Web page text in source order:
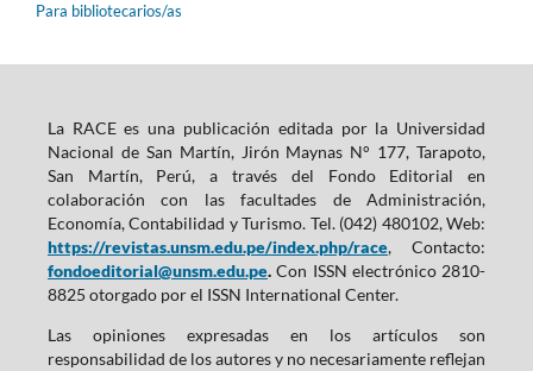
Para bibliotecarios/as
La RACE es una publicación editada por la Universidad
Nacional de San Martín, Jirón Maynas N° 177, Tarapoto,
San Martín, Perú, a través del Fondo Editorial en
colaboración con las facultades de Administración,
Economía, Contabilidad y Turismo. Tel. (042) 480102, Web:
https://revistas.unsm.edu.pe/index.php/race, Contacto:
fondoeditorial@unsm.edu.pe.Con ISSN electrónico 2810-
8825 otorgado por el ISSN International Center.
Las opiniones expresadas en los artículos son
responsabilidad de los autores y no necesariamente reflejan